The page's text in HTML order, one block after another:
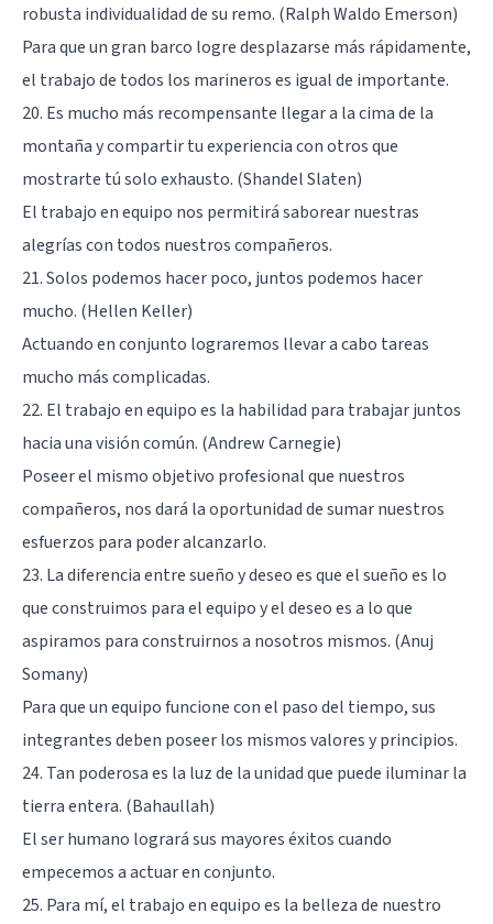
robusta individualidad de su remo. (Ralph Waldo Emerson)
Para que un gran barco logre desplazarse más rápidamente,
el trabajo de todos los marineros es igual de importante.
20. Es mucho más recompensante llegar a la cima de la
montaña y compartir tu experiencia con otros que
mostrarte tú solo exhausto. (Shandel Slaten)
El trabajo en equipo nos permitirá saborear nuestras
alegrías con todos nuestros compañeros.
21. Solos podemos hacer poco, juntos podemos hacer
mucho. (Hellen Keller)
Actuando en conjunto lograremos llevar a cabo tareas
mucho más complicadas.
22. El trabajo en equipo es la habilidad para trabajar juntos
hacia una visión común. (Andrew Carnegie)
Poseer el mismo objetivo profesional que nuestros
compañeros, nos dará la oportunidad de sumar nuestros
esfuerzos para poder alcanzarlo.
23. La diferencia entre sueño y deseo es que el sueño es lo
que construimos para el equipo y el deseo es a lo que
aspiramos para construirnos a nosotros mismos. (Anuj
Somany)
Para que un equipo funcione con el paso del tiempo, sus
integrantes deben poseer los mismos valores y principios.
24. Tan poderosa es la luz de la unidad que puede iluminar la
tierra entera. (Bahaullah)
El ser humano logrará sus mayores éxitos cuando
empecemos a actuar en conjunto.
25. Para mí, el trabajo en equipo es la belleza de nuestro